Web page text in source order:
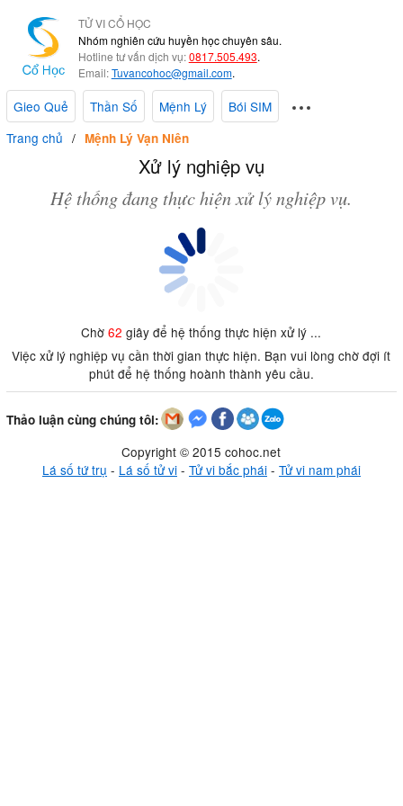
TỬ VI CỔ HỌC
Nhóm nghiên cứu huyền học chuyên sâu.
Hotline tư vấn dịch vụ:0817.505.493.
Email:Tuvancohoc@gmail.com.
Gieo Quẻ Thần Số Mệnh Lý
Bói SIM
Trang chủ
Mệnh Lý Vạn Niên
Xử lý nghiệp vụ
Hệ thống đang thực hiện xử lý nghiệp vụ.
Chờ62 giây để hệ thống thực hiện xử lý ...
Việc xử lý nghiệp vụ cần thời gian thực hiện. Bạn vui lòng chờ đợi ít
phút để hệ thống hoành thành yêu cầu.
Thảo luận cùng chúng tôi:
Copyright © 2015 cohoc.net
Lá số tứ trụ - Lá số tử vi- Tử vi bắc phái- Tử vi nam phái